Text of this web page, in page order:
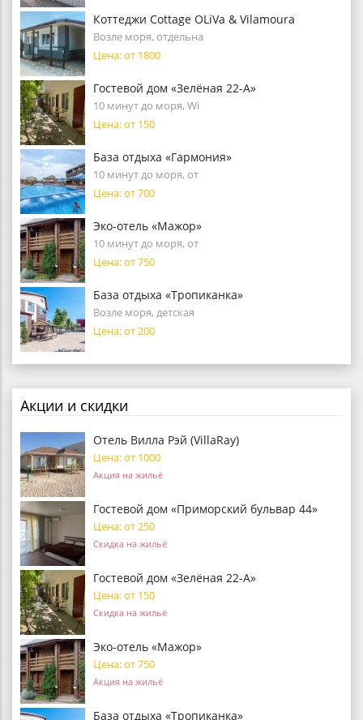
Коттеджи Cottage OLiVa & Vilamoura
Возле моря, отдельна
Цена: от 1800
Гостевой дом «Зелёная 22-А»
10 минут до моря, Wi
Цена: от 150
База отдыха «Гармония»
10 минут до моря, от
Цена: от 700
Эко-отель «Мажор»
10 минут до моря, от
Цена: от 750
База отдыха «Тропиканка»
Возле моря, детская
Цена: от 200
Акции и скидки
Отель Вилла Рэй (VillaRay)
Цена: от 1000
Акция на жильё
Гостевой дом «Приморский бульвар 44»
Цена: от 250
Скидка на жильё
Гостевой дом «Зелёная 22-А»
Цена: от 150
Скидка на жильё
Эко-отель «Мажор»
Цена: от 750
Акция на жильё
База отдыха «Тропиканка»